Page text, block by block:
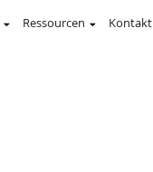
Ressourcen Kontakt